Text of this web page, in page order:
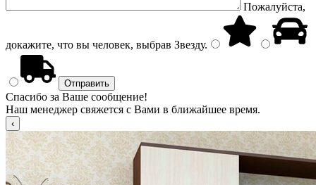
Пожалуйста,
докажите, что вы человек, выбрав Звезду.
Спасибо за Ваше сообщение!
Наш менеджер свяжется с Вами в ближайшее время.